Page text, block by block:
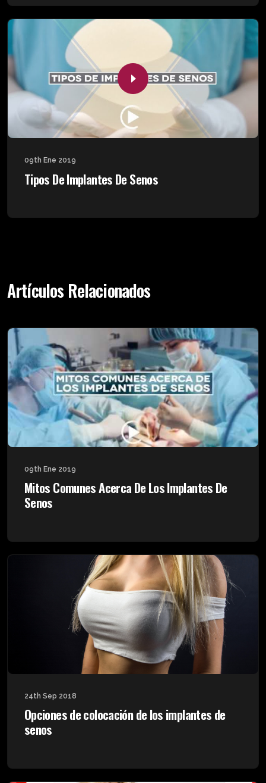
09th Ene 2019
Tipos De Implantes De Senos
Artículos Relacionados
09th Ene 2019
Mitos Comunes Acerca De Los Implantes De
Senos
24th Sep 2018
Opciones de colocación de los implantes de
senos